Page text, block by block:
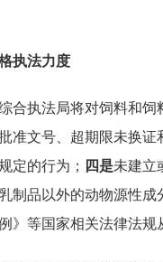
执法力度
合执法局将对饲料和
准文号、超期限未换证
定的行为； 四是未建立
制品以外的动物源性
》等国家相关法律法规